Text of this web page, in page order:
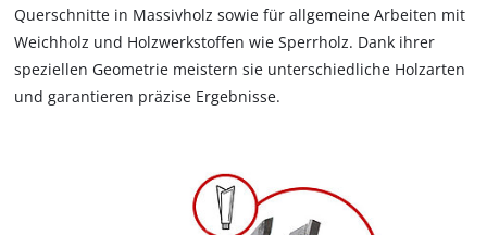
Querschnitte in Massivholz sowie für allgemeine Arbeiten mit
Weichholz und Holzwerkstoffen wie Sperrholz. Dank ihrer
speziellen Geometrie meistern sie unterschiedliche Holzarten
und garantieren präzise Ergebnisse.